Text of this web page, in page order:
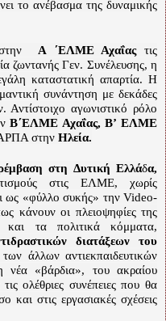
το ανέβασμα της δυναμικής
Α ΄ΕΛΜΕ Αχαΐαςτις
ζωντανής Γεν. Συνέλευσης, η
καταστατική απαρτία. Η
συνάντηση με δεκάδες
Αντίστοιχο αγωνιστικό ρόλο
Β΄ΕΛΜΕ Αχαΐας, Β’ ΕΛΜΕ
ΑΡΠΑ στην Ηλεία.
στη Δυτική Ελλάδα,
στις ΕΛΜΕ, χωρίς
ως «φύλλο συκής» την Video-
κάνουν οι πλειοψηφίες της
τα πολιτικά κόμματα,
διατάξεων του
άλλων αντιεκπαιδευτικών
νέα «βάρδια», του ακραίου
ολέθριες συνέπειες που θα
και στις εργασιακές σχέσεις